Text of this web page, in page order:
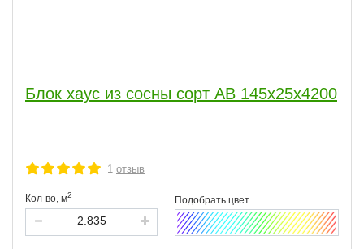
Блок хаус из сосны сорт АВ 145х25х4200
1 отзыв
Кол-во, м2